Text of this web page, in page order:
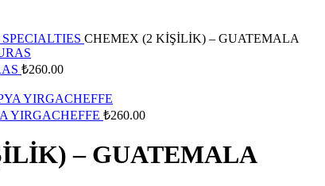
CHEMEX (2 KİŞİLİK) – GUATEMALA
₺260.00
YIRGACHEFFE ₺260.00
– GUATEMALA